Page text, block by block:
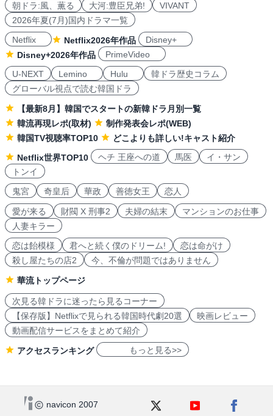
朝ドラ:風、薫る 大河:豊臣兄弟!
VIVANT
2026年夏(7月)国内ドラマ一覧
Netflix
Netflix2026年作品
Disney+
Disney+2026年作品
PrimeVideo
U-NEXT
Lemino Hulu
韓ドラ歴史コラム
グローバル視点で読む韓国ドラ
【最新8月】韓国でスタートの新韓ドラ月別一覧
韓流再現レポ(取材)
制作発表会レポ(WEB)
韓国TV視聴率TOP10
どこよりも詳しい!キャスト紹介
Netflix世界TOP10
ヘチ 王座への道 馬医
イ・サン
トンイ
鬼宮
奇皇后 華政 善徳女王 恋人
愛が来る 財閥 X 刑事2 夫婦の結末
マンションのお仕事
人妻キラー
恋は飴模様
君へと続く僕のドリーム!
恋は命がけ
殺し屋たちの店2
今、不倫が問題ではありません
華流トップページ
次見る韓ドラに迷ったら見るコーナー
【保存版】Netflixで見られる韓国時代劇20選
映画レビュー
動画配信サービスをまとめて紹介
アクセスランキング もっと見る>>
navicon 2007